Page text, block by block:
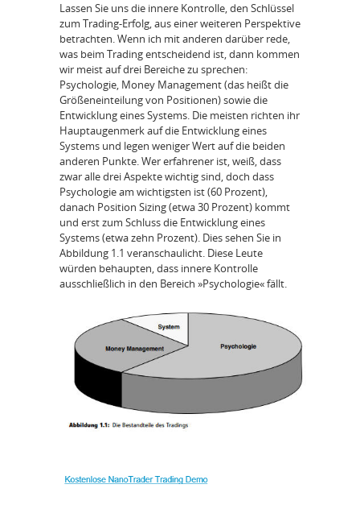
Lassen Sie uns die innere Kontrolle, den Schlüssel
zum Trading-Erfolg, aus einer weiteren Perspektive
betrachten. Wenn ich mit anderen darüber rede,
was beim Trading entscheidend ist, dann kommen
wir meist auf drei Bereiche zu sprechen:
Psychologie, Money Management (das heißt die
Größeneinteilung von Positionen) sowie die
Entwicklung eines Systems. Die meisten richten ihr
Hauptaugenmerk auf die Entwicklung eines
Systems und legen weniger Wert auf die beiden
anderen Punkte. Wer erfahrener ist, weiß, dass
zwar alle drei Aspekte wichtig sind, doch dass
Psychologie am wichtigsten ist (60 Prozent),
danach Position Sizing (etwa 30 Prozent) kommt
und erst zum Schluss die Entwicklung eines
Systems (etwa zehn Prozent). Dies sehen Sie in
Abbildung 1.1 veranschaulicht. Diese Leute
würden behaupten, dass innere Kontrolle
ausschließlich in den Bereich »Psychologie« fällt.